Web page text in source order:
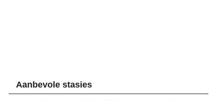
Aanbevole stasies